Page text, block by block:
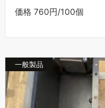
価格 760円/100個
一般製品